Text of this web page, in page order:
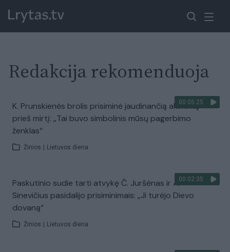
Redakcija rekomenduoja
00:05:25
K. Prunskienės brolis prisiminė jaudinančią akimirką
prieš mirtį: „Tai buvo simbolinis mūsų pagerbimo
ženklas“
Žinios Lietuvos diena
00:02:35
Paskutinio sudie tarti atvykę Č. Juršėnas ir A.
Sinevičius pasidalijo prisiminimais: „Ji turėjo Dievo
dovaną“
Žinios Lietuvos diena